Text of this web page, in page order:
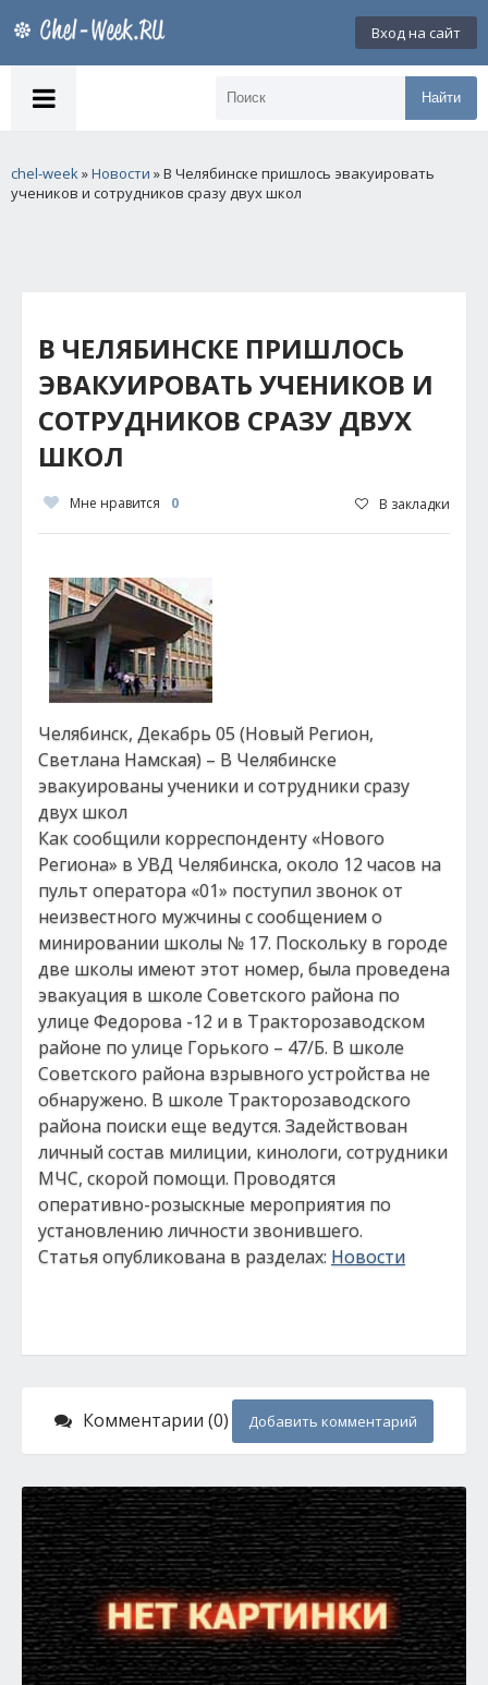
Вход на сайт
Найти
chel-week»Новости » В Челябинске пришлось эвакуировать
учеников и сотрудников сразу двух школ
В ЧЕЛЯБИНСКЕ ПРИШЛОСЬ
ЭВАКУИРОВАТЬ УЧЕНИКОВ И
СОТРУДНИКОВ СРАЗУ ДВУХ
ШКОЛ
Мне нравится 0 В закладки
Челябинск, Декабрь 05 (Новый Регион,
Светлана Намская) – В Челябинске
эвакуированы ученики и сотрудники сразу
двух школ
Как сообщили корреспонденту «Нового
Региона» в УВД Челябинска, около 12 часов на
пульт оператора «01» поступил звонок от
неизвестного мужчины с сообщением о
минировании школы № 17. Поскольку в городе
две школы имеют этот номер, была проведена
эвакуация в школе Советского района по
улице Федорова -12 и в Тракторозаводском
районе по улице Горького – 47/Б. В школе
Советского района взрывного устройства не
обнаружено. В школе Тракторозаводского
района поиски еще ведутся. Задействован
личный состав милиции, кинологи, сотрудники
МЧС, скорой помощи. Проводятся
оперативно-розыскные мероприятия по
установлению личности звонившего.
Статья опубликована в разделах: Новости
Комментарии (0) Добавить комментарий